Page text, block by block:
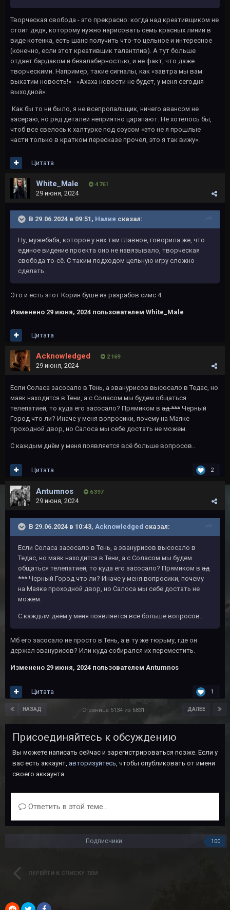
Творческая свобода - это прекрасно: когда над креативщиком не
стоит дядя, которому нужно нарисовать семь красных линий в
виде котенка, есть шанс получить что-то цельное и интересное
(конечно, если этот креативщик талантлив). А тут больше
отдает бардаком и безалаберностью, и не факт, что даже
творческими. Например, такие сигналы, как «завтра мы вам
выкатим новость!» - «Ахаха новости не будет, у меня сегодня
выходной».
Как бы то ни было, я не всепропальщик, ничего авансом не
засераю, но ряд деталей неприятно царапают. Не хотелось бы,
чтоб все свелось к халтурке под соусом «это не я прошлые
части только в кратком пересказе прочел, это я так вижу».
Цитата
White_Male 4 761
29 июня, 2024
В 29.06.2024 в 09:51, Налия сказал:
Ну, мужебаба, которое у них там главное, говорила же, что
единое видение проекта оно не навязывало, творческая
свобода то-сё. С таким подходом цельную игру сложно
сделать.
Это и есть этот Корин буше из разрабов симс 4
Изменено 29 июня, 2024 пользователем White_Male
Цитата
Acknowledged 2 169
29 июня, 2024
Если Соласа засосало в Тень, а эванурисов высосало в Тедас, но
маяк находится в Тени, а с Соласом мы будем общаться
телепатией, то куда его засосало? Прямиком в ад *** Черный
Город что ли? Иначе у меня вопросики, почему на Маяке
проходной двор, но Салоса мы себе достать не можем.
С каждым днём у меня появляется всё больше вопросов..
2
Цитата
Antumnos 6 397
29 июня, 2024
В 29.06.2024 в 10:43, Acknowledged сказал:
Если Соласа засосало в Тень, а эванурисов высосало в
Тедас, но маяк находится в Тени, а с Соласом мы будем
общаться телепатией, то куда его засосало? Прямиком в ад
*** Черный Город что ли? Иначе у меня вопросики, почему
на Маяке проходной двор, но Салоса мы себе достать не
можем.
С каждым днём у меня появляется всё больше вопросов..
Мб его засосало не просто в Тень, а в ту же тюрьму, где он
держал эванурисов? Или куда собирался их переместить.
Изменено 29 июня, 2024 пользователем Antumnos
1
Цитата
НАЗАД ДАЛЕЕ
Страница 5134 из 6831
Присоединяйтесь к обсуждению
Вы можете написать сейчас и зарегистрироваться позже. Если у
вас есть аккаунт, авторизуйтесь, чтобы опубликовать от имени
своего аккаунта.
Ответить в этой теме...
Подписчики 100
ПЕРЕЙТИ К СПИСКУ ТЕМ